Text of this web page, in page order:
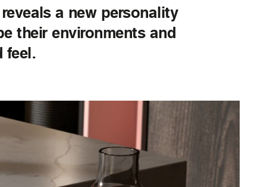
а new personality
their environments and
feel.